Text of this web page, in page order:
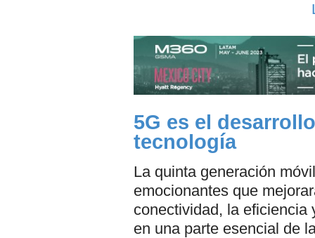
5G es el
tecnología
La quinta generación
emocionantes que
conectividad, la eficiencia
en una parte esencial de